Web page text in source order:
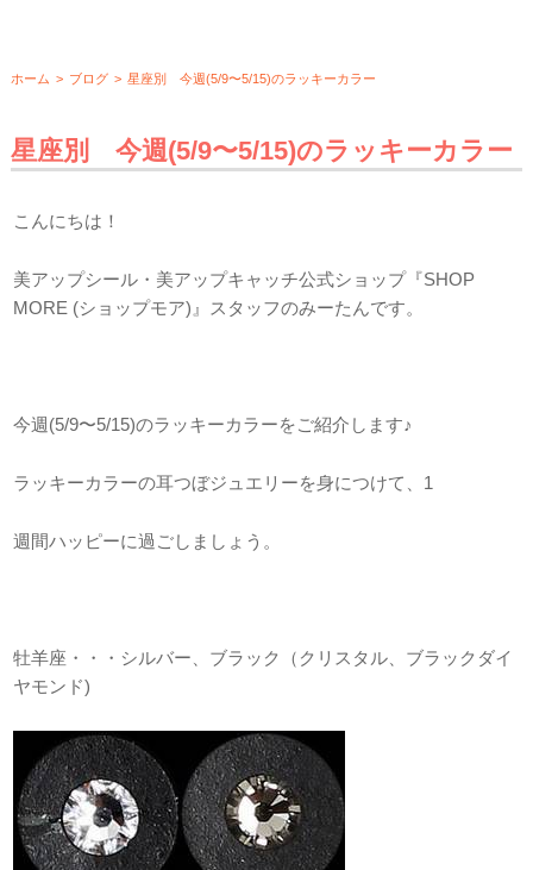
ホーム > ブログ > 星座別 今週(5/9〜5/15)のラッキーカラー
星座別 今週(5/9〜5/15)のラッキーカラー
こんにちは！
美アップシール・美アップキャッチ公式ショップ『SHOP
MORE (ショップモア)』スタッフのみーたんです。
今週(5/9〜5/15)のラッキーカラーをご紹介します♪
ラッキーカラーの耳つぼジュエリーを身につけて、1
週間ハッピーに過ごしましょう。
牡羊座・・・シルバー、ブラック（クリスタル、ブラックダイ
ヤモンド)